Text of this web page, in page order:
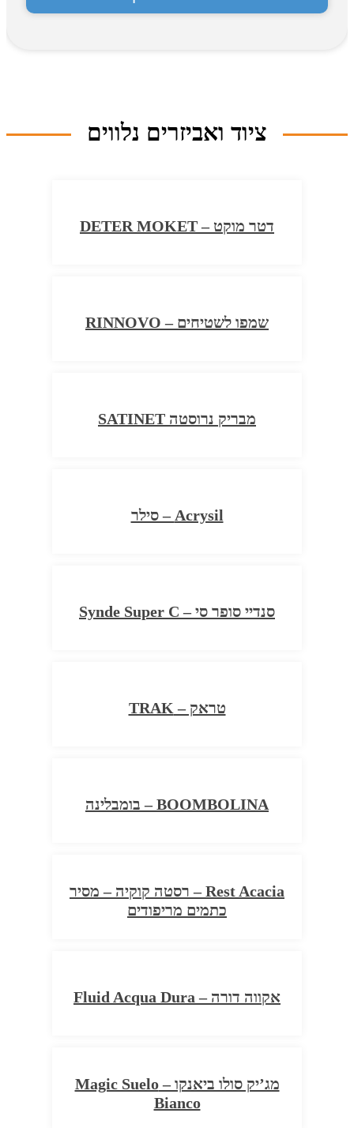
ציוד ואביזרים נלווים
דטר מוקט – DETER MOKET
שמפו לשטיחים – RINNOVO
מבריק נרוסטה SATINET
Acrysil – סילר
סנדיי סופר סי – Synde Super C
טראק – TRAK
BOOMBOLINA – בומבלינה
Rest Acacia – רסטה קוקיה – מסיר
כתמים מריפודים
אקווה דורה – Fluid Acqua Dura
מג’יק סולו ביאנקו – Magic Suelo
Bianco